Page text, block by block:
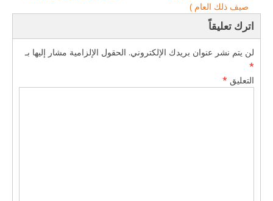
صيف ذلك العام )
اترك تعليقاً
لن يتم نشر عنوان بريدك الإلكتروني. الحقول الإلزامية مشار إليها بـ
*
التعليق *